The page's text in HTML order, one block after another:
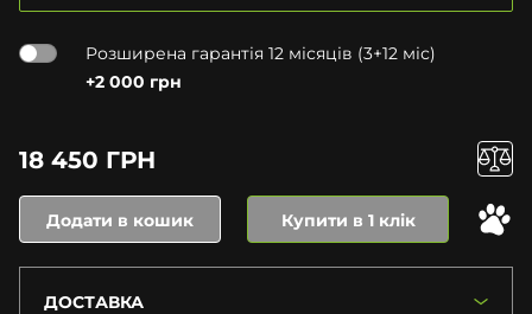
Розширена гарантія 12 місяців (3+12 міс)
+2 000 грн
18 450 ГРН
Додати в кошик Купити в 1 клік
ДОСТАВКА